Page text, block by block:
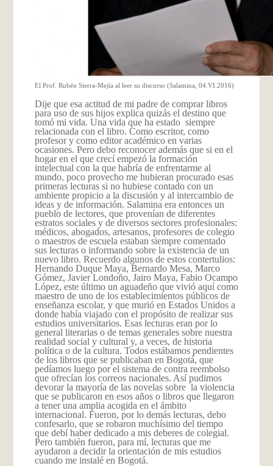
El Prof. Rubén Sierra-Mejía al leer su discurso (Salamina, 04.VI.2016)
Dije que esa actitud de mi padre de comprar libros
para uso de sus hijos explica quizás el destino que
tomó mi vida. Una vida que ha estado siempre
relacionada con el libro. Como escritor, como
profesor y como editor académico en varias
ocasiones. Pero debo reconocer además que si en el
hogar en el que crecí empezó la formación
intelectual con la que habría de enfrentarme al
mundo, poco provecho me hubieran procurado esas
primeras lecturas si no hubiese contado con un
ambiente propicio a la discusión y al intercambio de
ideas y de información. Salamina era entonces un
pueblo de lectores, que provenían de diferentes
estratos sociales y de diversos sectores profesionales:
médicos, abogados, artesanos, profesores de colegio
o maestros de escuela estaban siempre comentado
sus lecturas o informando sobre la existencia de un
nuevo libro. Recuerdo algunos de estos contertulios:
Hernando Duque Maya, Bernardo Mesa, Marco
Gómez, Javier Londoño, Jairo Maya, Fabio Ocampo
López, este último un aguadeño que vivió aquí como
maestro de uno de los establecimientos públicos de
enseñanza escolar, y que murió en Estados Unidos a
donde había viajado con el propósito de realizar sus
estudios universitarios. Esas lecturas eran por lo
general literarias o de temas generales sobre nuestra
realidad social y cultural y, a veces, de historia
política o de la cultura. Todos estábamos pendientes
de los libros que se publicaban en Bogotá, que
pedíamos luego por el sistema de contra reembolso
que ofrecían los correos nacionales. Así pudimos
devorar la mayoría de las novelas sobre la violencia
que se publicaron en esos años o libros que llegaron
a tener una amplia acogida en el ámbito
internacional. Fueron, por lo demás lecturas, debo
confesarlo, que se robaron muchísimo del tiempo
que debí haber dedicado a mis deberes de colegial.
Pero también fueron, para mí, lecturas que me
ayudaron a decidir la orientación de mis estudios
cuando me instalé en Bogotá.